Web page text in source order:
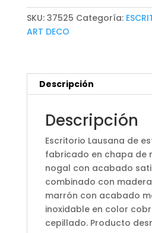
SKU: 37525 Categoría:
ART DECO
Descripción
Descripción
Escritorio Lausana de
fabricado en chapa de
nogal con acabado
combinado con
marrón con acabado
inoxidable en color
cepillado. Producto